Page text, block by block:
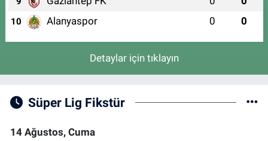
10 Alanyaspor 0 0
Detaylar için tıklayın
Süper Lig Fikstür
14 Ağustos, Cuma